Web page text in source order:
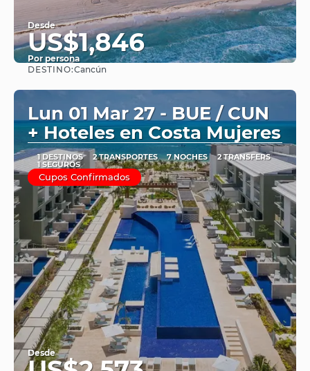
Desde
US$1,846
Por persona
DESTINO:Cancún
Lun 01 Mar 27 - BUE / CUN
+ Hoteles en Costa Mujeres
1 DESTINOS 2 TRANSPORTES 7 NOCHES 2 TRANSFERS
1 SEGUROS
Cupos Confirmados
Desde